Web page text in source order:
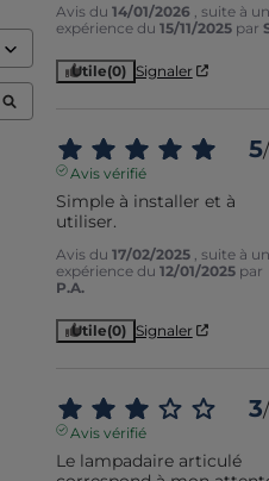
Avis du 14/01/2026
, suite à
expérience du 15/11/2025 par
Utile(0) Signaler
5/
Avis vérifié
Simple à installer et à
utiliser.
Avis du 17/02/2025
, suite à
expérience du 12/01/2025 par
P.A.
Utile(0) Signaler
3/
Avis vérifié
Le lampadaire articulé